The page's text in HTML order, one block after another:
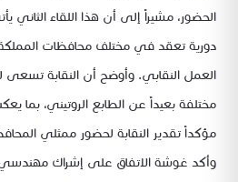
الحضور، مشيراً إلى أن هذا اللقاء
دورية تعقد في مختلف محافظات
العمل النقابي. وأوضح أن النقابة
مختلفة بعيداً عن الطابع الروتيني، بما
مؤكداً تقدير النقابة لحضور ممثلي
وأكد غوشة الاتفاق على إشراك